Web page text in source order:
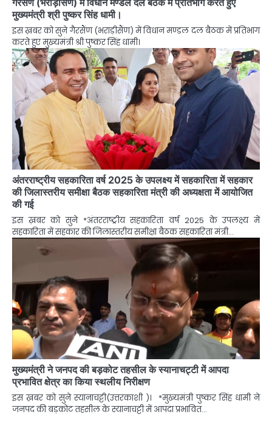
गैरसैंण (भराड़ीसैंण) में विधान मण्डल दल बैठक में प्रतिभाग करते हुए
मुख्यमंत्री श्री पुष्कर सिंह धामी।
इस ख़बर को सुने गैरसैंण (भराड़ीसैंण) में विधान मण्डल दल बैठक में प्रतिभाग
करते हुए मुख्यमंत्री श्री पुष्कर सिंह धामी।
अंतरराष्ट्रीय सहकारिता वर्ष 2025 के उपलक्ष्य में सहकारिता में सहकार
की जिलास्तरीय समीक्षा बैठक सहकारिता मंत्री की अध्यक्षता में आयोजित
की गई
इस ख़बर को सुने *अंतरराष्ट्रीय सहकारिता वर्ष 2025 के उपलक्ष्य में
सहकारिता में सहकार की जिलास्तरीय समीक्षा बैठक सहकारिता मंत्री…
मुख्यमंत्री ने जनपद की बड़कोट तहसील के स्यानाचट्टी में आपदा
प्रभावित क्षेत्र का किया स्थलीय निरीक्षण
इस ख़बर को सुने स्यानाचट्टी(उत्तरकाशी )। *मुख्यमंत्री पुष्कर सिंह धामी ने
जनपद की बड़कोट तहसील के स्यानाचट्टी में आपदा प्रभावित…